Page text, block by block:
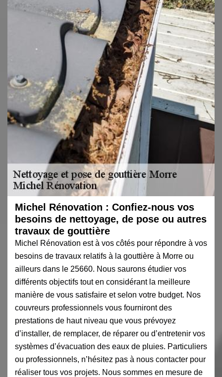
Michel Rénovation : Confiez-nous vos
besoins de nettoyage, de pose ou autres
travaux de gouttière
Michel Rénovation est à vos côtés pour répondre à vos
besoins de travaux relatifs à la gouttière à Morre ou
ailleurs dans le 25660. Nous saurons étudier vos
différents objectifs tout en considérant la meilleure
manière de vous satisfaire et selon votre budget. Nos
couvreurs professionnels vous fourniront des
prestations de haut niveau que vous prévoyez
d’installer, de remplacer, de réparer ou d’entretenir vos
systèmes d’évacuation des eaux de pluies. Particuliers
ou professionnels, n’hésitez pas à nous contacter pour
réaliser tous vos projets. Nous sommes en mesure de